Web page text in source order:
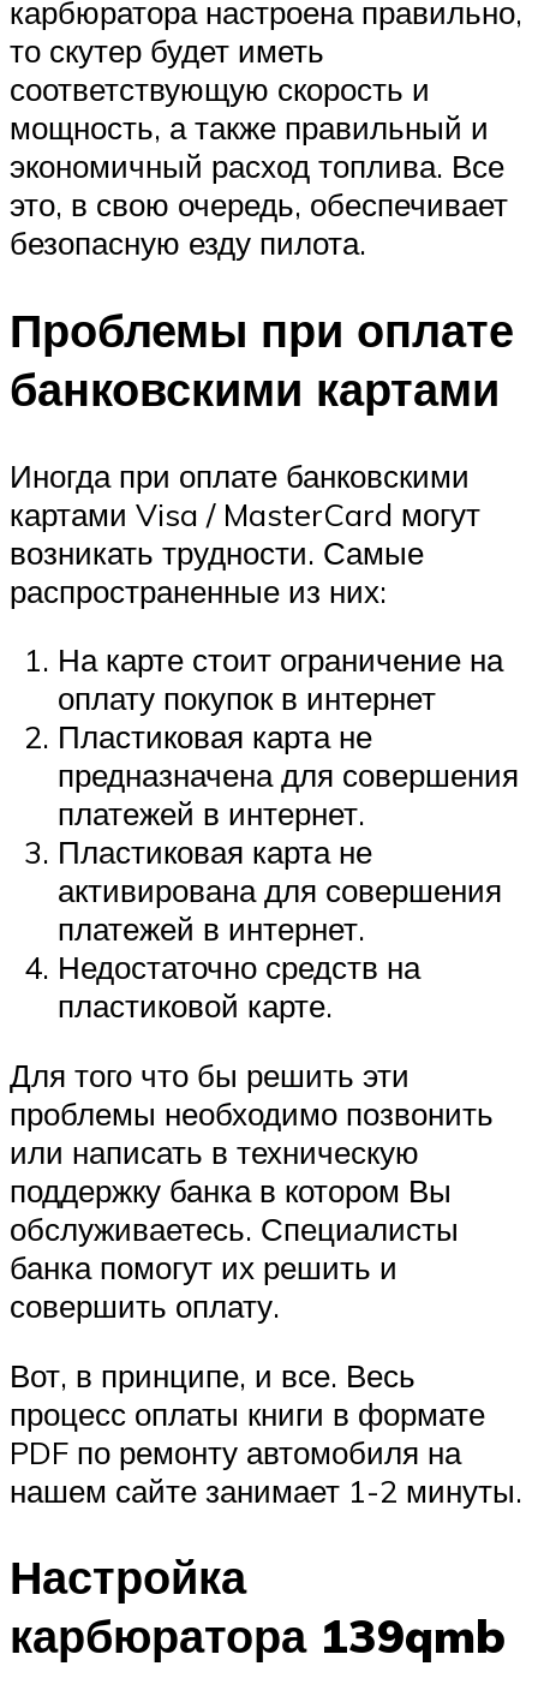
карбюратора настроена правильно,
то скутер будет иметь
соответствующую скорость и
мощность, а также правильный и
экономичный расход топлива. Все
это, в свою очередь, обеспечивает
безопасную езду пилота.
Проблемы при оплате
банковскими картами
Иногда при оплате банковскими
картами Visa / MasterCard могут
возникать трудности. Самые
распространенные из них:
На карте стоит ограничение на
оплату покупок в интернет
Пластиковая карта не
предназначена для совершения
платежей в интернет.
Пластиковая карта не
активирована для совершения
платежей в интернет.
Недостаточно средств на
пластиковой карте.
Для того что бы решить эти
проблемы необходимо позвонить
или написать в техническую
поддержку банка в котором Вы
обслуживаетесь. Специалисты
банка помогут их решить и
совершить оплату.
Вот, в принципе, и все. Весь
процесс оплаты книги в формате
PDF по ремонту автомобиля на
нашем сайте занимает 1-2 минуты.
Настройка
карбюратора 139qmb